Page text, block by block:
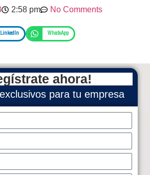
2:58 pm No Comments
LinkedIn WhatsApp
ahora!
para tu empresa